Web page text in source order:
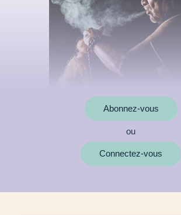
Abonnez-vous
ou
Connectez-vous